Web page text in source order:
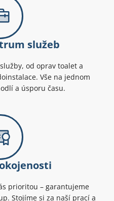
služeb
od oprav toalet a
Vše na jednom
a úsporu času.
prioritou – garantujeme
Stojíme si za naší prací a